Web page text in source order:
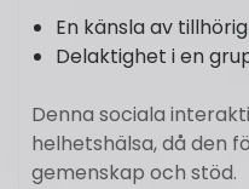
En känsla av
Delaktighet i en
Denna sociala
helhetshälsa, då den
gemenskap och stöd.